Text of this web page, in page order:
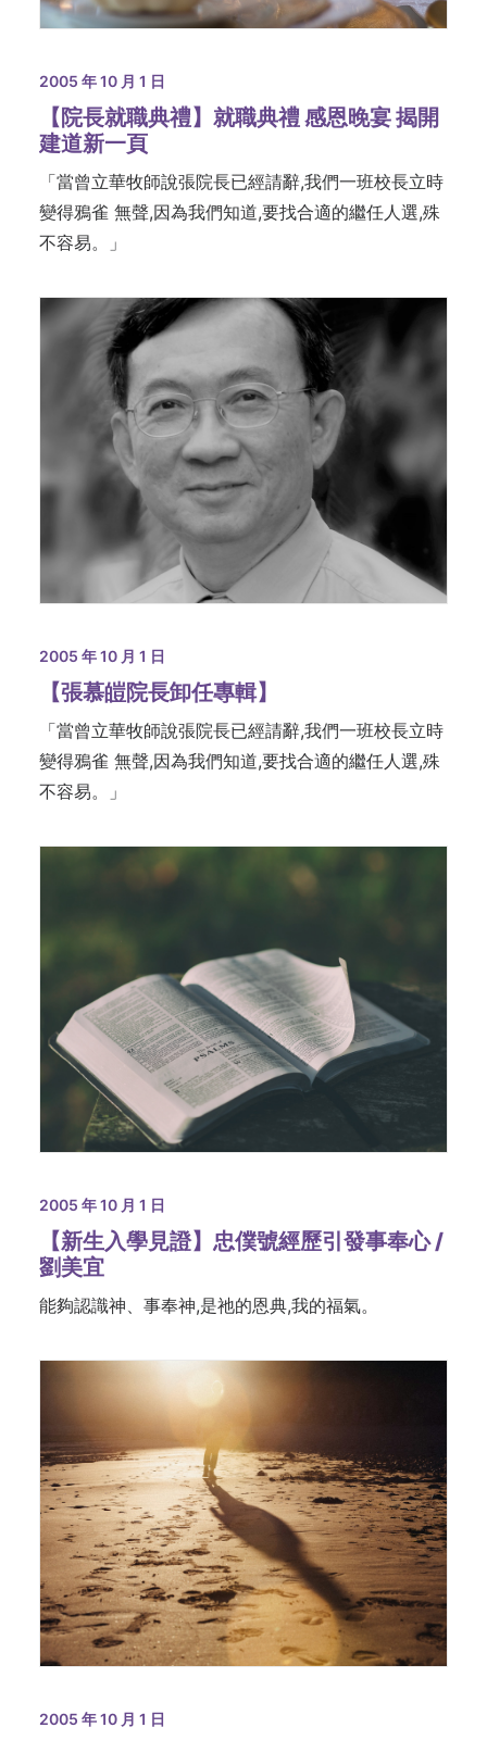
2005 年 10 月 1 日
【院長就職典禮】就職典禮 感恩晚宴 揭開
建道新一頁
「當曾立華牧師說張院長已經請辭,我們一班校長立時
變得鴉雀 無聲,因為我們知道,要找合適的繼任人選,殊
不容易。」
2005 年 10 月 1 日
【張慕皚院長卸任專輯】
「當曾立華牧師說張院長已經請辭,我們一班校長立時
變得鴉雀 無聲,因為我們知道,要找合適的繼任人選,殊
不容易。」
2005 年 10 月 1 日
【新生入學見證】忠僕號經歷引發事奉心 /
劉美宜
能夠認識神、事奉神,是祂的恩典,我的福氣。
2005 年 10 月 1 日